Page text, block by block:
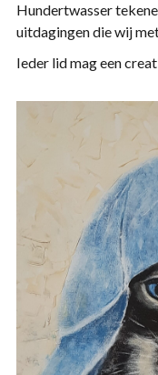
Hundertwasser
uitdagingen die wij
Ieder lid mag een